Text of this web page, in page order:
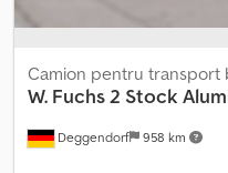
Deggendorf 958 km
Camion pentru transport
W. Fuchs 2 Stock